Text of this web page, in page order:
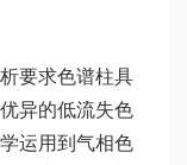
要求色谱柱具
异的低流失色
运用到气相色